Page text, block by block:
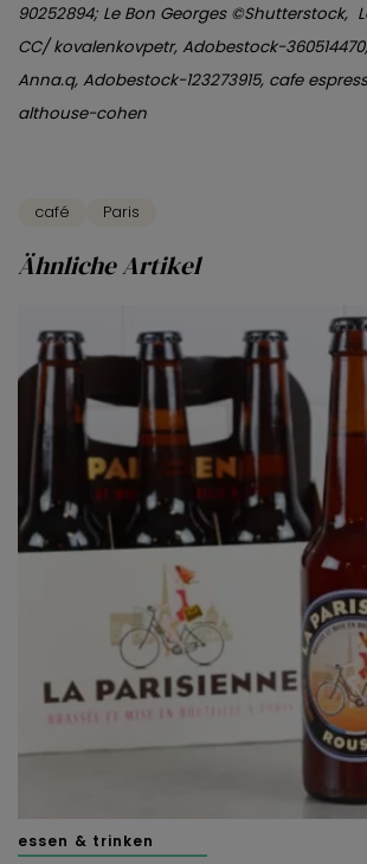
90252894; Le Bon Georges ©Shutterstock,
CC/ kovalenkovpetr, Adobestock-
Anna.q, Adobestock-123273915, cafe
althouse-cohen
café Paris
Ähnliche Artikel
essen & trinken